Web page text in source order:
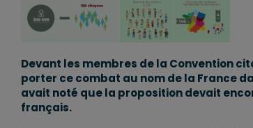
Devant les membres de la Convention
porter ce combat au nom de la France
avait noté que la proposition devait
français.